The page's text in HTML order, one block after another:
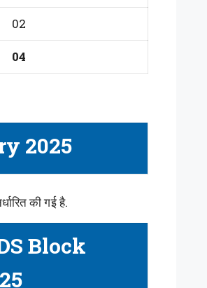
02
04
2025
की गई है.
Block